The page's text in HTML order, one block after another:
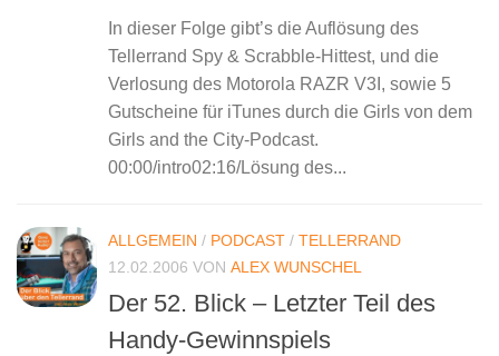
In dieser Folge gibt’s die Auflösung des
Tellerrand Spy & Scrabble-Hittest, und die
Verlosung des Motorola RAZR V3I, sowie 5
Gutscheine für iTunes durch die Girls von dem
Girls and the City-Podcast.
00:00/intro02:16/Lösung des...
ALLGEMEIN / PODCAST / TELLERRAND
12.02.2006 VON ALEX WUNSCHEL
Der 52. Blick – Letzter Teil des
Handy-Gewinnspiels